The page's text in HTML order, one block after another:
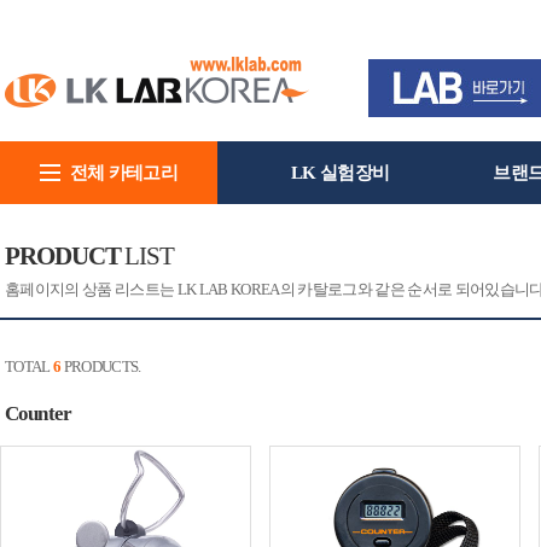
전체 카테고리 LK 실험장비 브랜
PRODUCTLIST
홈페이지의 상품 리스트는 LK LAB KOREA의 카탈로그와 같은 순서로 되어있습
TOTAL 6 PRODUCTS.
Counter